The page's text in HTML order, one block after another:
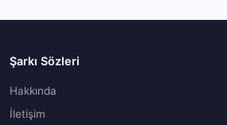
Şarkı Sözleri
Hakkında
İletişim